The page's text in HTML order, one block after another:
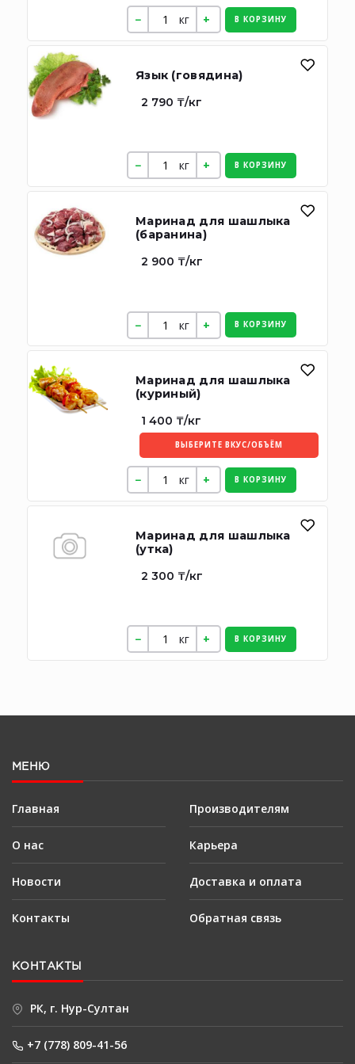
кг В КОРЗИНУ
Язык (говядина)
2 790 ₸/кг
кг В КОРЗИНУ
Маринад для шашлыка
(баранина)
2 900 ₸/кг
кг В КОРЗИНУ
Маринад для шашлыка
(куриный)
1 400 ₸/кг
ВЫБЕРИТЕ ВКУС/ОБЪЁМ
кг В КОРЗИНУ
Маринад для шашлыка
(утка)
2 300 ₸/кг
кг В КОРЗИНУ
МЕНЮ
Главная
О нас
Новости
Контакты
Производителям
Карьера
Доставка и оплата
Обратная связь
КОНТАКТЫ
РК, г. Нур-Султан
+7 (778) 809-41-56